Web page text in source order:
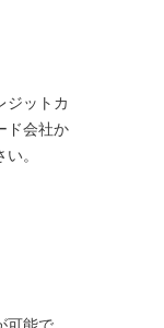
ジットカ
ド会社か
。